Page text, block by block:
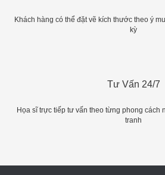
Khách hàng có thể đặt vẽ kích thước theo ý
kỳ
Tư Vấn 24/7
Họa sĩ trực tiếp tư vấn theo từng phong cách
tranh